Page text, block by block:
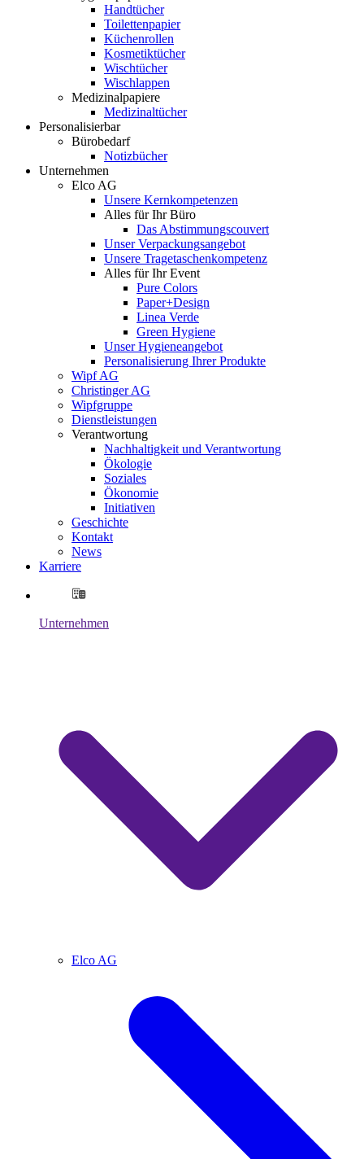
Handtücher
Toilettenpapier
Küchenrollen
Kosmetiktücher
Wischtücher
Wischlappen
Medizinalpapiere
Medizinaltücher
Personalisierbar
Bürobedarf
Notizbücher
Unternehmen
Elco AG
Unsere Kernkompetenzen
Alles für Ihr Büro
Das Abstimmungscouvert
Unser Verpackungsangebot
Unsere Tragetaschenkompetenz
Alles für Ihr Event
Pure Colors
Paper+Design
Linea Verde
Green Hygiene
Unser Hygieneangebot
Personalisierung Ihrer Produkte
Wipf AG
Christinger AG
Wipfgruppe
Dienstleistungen
Verantwortung
Nachhaltigkeit und Verantwortung
Ökologie
Soziales
Ökonomie
Initiativen
Geschichte
Kontakt
News
Karriere
Unternehmen
Elco AG